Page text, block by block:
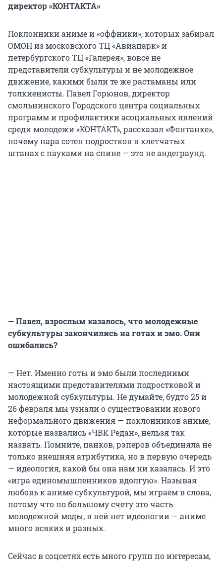
директор «КОНТАКТА»
Поклонники аниме и «оффники», которых забирал
ОМОН из московского ТЦ «Авиапарк» и
петербургского ТЦ «Галерея», вовсе не
представители субкультуры и не молодежное
движение, какими были те же растаманы или
толкиенисты. Павел Горюнов, директор
смольнинского Городского центра социальных
программ и профилактики асоциальных явлений
среди молодежи «КОНТАКТ», рассказал «Фонтанке»,
почему пара сотен подростков в клетчатых
штанах с пауками на спине — это не андеграунд.
— Павел, взрослым казалось, что молодежные
субкультуры закончились на готах и эмо. Они
ошибались?
— Нет. Именно готы и эмо были последними
настоящими представителями подростковой и
молодежной субкультуры. Не думайте, будто 25 и
26 февраля мы узнали о существовании нового
неформального движения — поклонников аниме,
которые назвались «ЧВК Редан», нельзя так
назвать. Помните, панков, рэперов объединяла не
только внешняя атрибутика, но в первую очередь
— идеология, какой бы она нам ни казалась. И это
«игра единомышленников вдолгую». Называя
любовь к аниме субкультурой, мы играем в слова,
потому что по большому счету это часть
молодежной моды, в ней нет идеологии — аниме
много всяких и разных.
Сейчас в соцсетях есть много групп по интересам,